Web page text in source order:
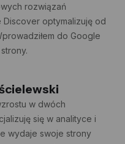
rozwiązań
Discover optymalizuję od
do Google
w dwóch
się w analityce i
wydaje swoje strony